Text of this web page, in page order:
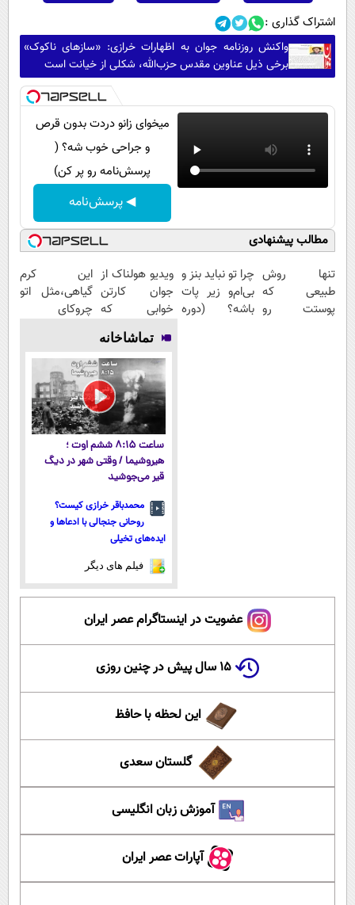
اشتراک گذاری :
واکنش روزنامه جوان به اظهارات خرازی: «ساز‌های ناکوک»
برخی ذیل عناوین مقدس حزب‌الله، شکلی از خیانت است
میخوای زانو دردت بدون قرص
و جراحی خوب شه؟ (
پرسش‌نامه رو پر کن)
◀ پرسش‌نامه
مطالب پیشنهادی
تنها روش
طبیعی که
پوستت رو
چرا تو نباید بنز و
بی‌ام‌و زیر پات
باشه؟ (دوره
ویدیو هولناک از
جوان کارتن
خوابی که
میلیاردر شد.
آموزش رایگان
این کرم
گیاهی،مثل اتو
چروکای
تماشاخانه
ساعت ۸:۱۵ ششم اوت ؛
هیروشیما / وقتی شهر در دیگ
قیر می‌جوشید
محمدباقر خرازی کیست؟
روحانی جنجالی با ادعاها و
ایده‌های تخیلی
فیلم های دیگر
عضویت در اینستاگرام عصر ایران
۱۵ سال پیش در چنین روزی
این لحظه با حافظ
گلستان سعدی
آموزش زبان انگلیسی
آپارات عصر ایران